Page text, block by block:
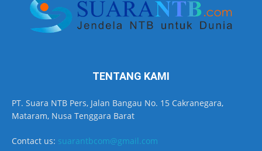
TENTANG KAMI
PT. Suara NTB Pers, Jalan Bangau No. 15 Cakranegara,
Mataram, Nusa Tenggara Barat
Contact us: suarantbcom@gmail.com